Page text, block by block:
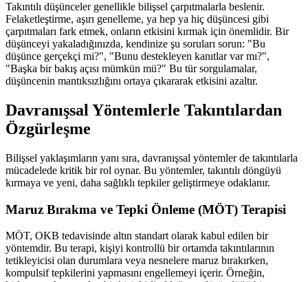
Takıntılı düşünceler genellikle bilişsel çarpıtmalarla beslenir.
Felaketleştirme, aşırı genelleme, ya hep ya hiç düşüncesi gibi
çarpıtmaları fark etmek, onların etkisini kırmak için önemlidir. Bir
düşünceyi yakaladığınızda, kendinize şu soruları sorun: "Bu
düşünce gerçekçi mi?", "Bunu destekleyen kanıtlar var mı?",
"Başka bir bakış açısı mümkün mü?" Bu tür sorgulamalar,
düşüncenin mantıksızlığını ortaya çıkararak etkisini azaltır.
Davranışsal Yöntemlerle Takıntılardan
Özgürleşme
Bilişsel yaklaşımların yanı sıra, davranışsal yöntemler de takıntılarla
mücadelede kritik bir rol oynar. Bu yöntemler, takıntılı döngüyü
kırmaya ve yeni, daha sağlıklı tepkiler geliştirmeye odaklanır.
Maruz Bırakma ve Tepki Önleme (MÖT) Terapisi
MÖT, OKB tedavisinde altın standart olarak kabul edilen bir
yöntemdir. Bu terapi, kişiyi kontrollü bir ortamda takıntılarının
tetikleyicisi olan durumlara veya nesnelere maruz bırakırken,
kompulsif tepkilerini yapmasını engellemeyi içerir. Örneğin,